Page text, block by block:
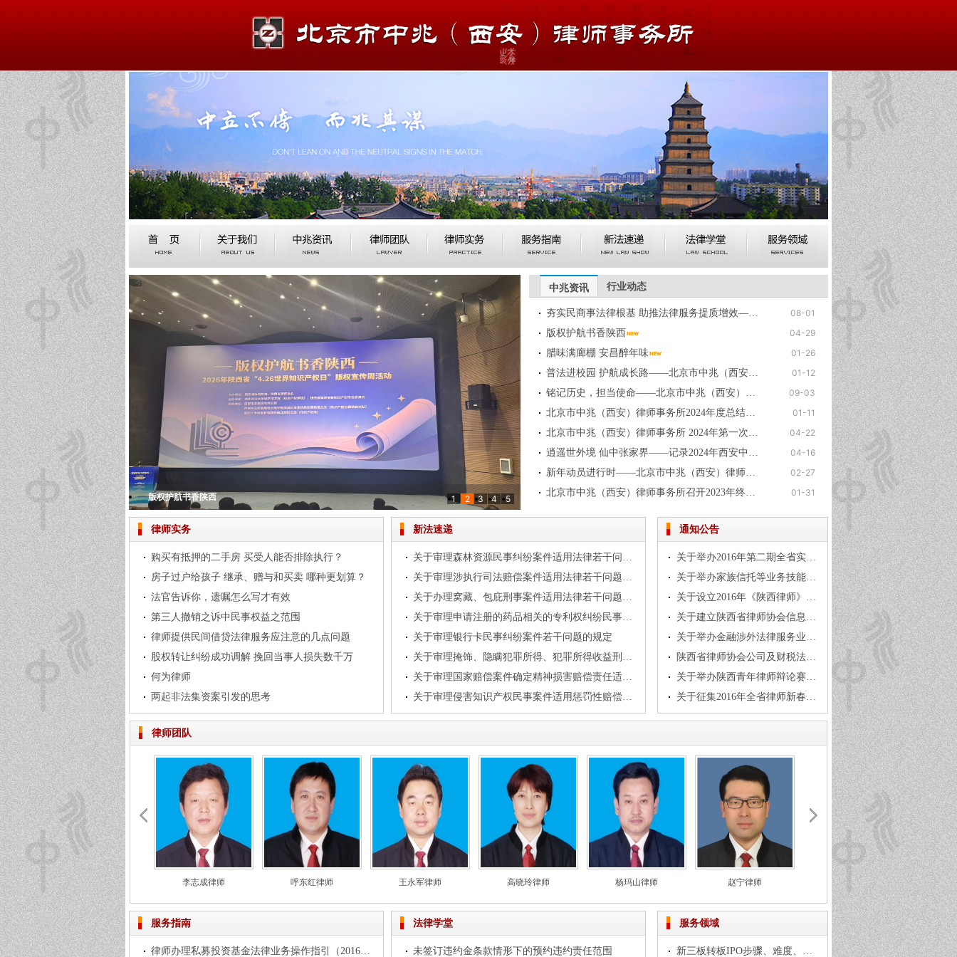
夯实民商事法律根基 助推法律服务提质增效——我所举办专题业务培训
版权护航书香陕西
腊味满廊棚 安昌醉年味
铭记历史，担当使命——北京市中兆（西安）律师事务所共观抗战胜利80周年纪念盛典
北京市中兆（西安）律师事务所2024年度总结大会圆满落幕
1 2 3 4 5
中兆资讯 行业动态
夯实民商事法律根基 助推法律服务提质增效——我所举办专题业务培训
08-01
版权护航书香陕西
04-29
腊味满廊棚 安昌醉年味
01-26
普法进校园 护航成长路——北京市中兆（西安）律师事务所许璐鸣律师走进周至县新区小学开展公益普法活动
01-12
铭记历史，担当使命——北京市中兆（西安）律师事务所共观抗战胜利80周年纪念盛典
09-03
北京市中兆（西安）律师事务所2024年度总结大会圆满落幕
01-11
北京市中兆（西安）律师事务所 2024年第一次刑事辩护专业培训
04-22
逍遥世外境 仙中张家界——记录2024年西安中兆张家界踏春之旅
04-16
新年动员进行时——北京市中兆（西安）律师事务所召开新春动员大会
02-27
北京市中兆（西安）律师事务所召开2023年终总结大会
01-31
律师实务
购买有抵押的二手房 买受人能否排除执行？
房子过户给孩子 继承、赠与和买卖 哪种更划算？
法官告诉你，遗嘱怎么写才有效
第三人撤销之诉中民事权益之范围
律师提供民间借贷法律服务应注意的几点问题
股权转让纠纷成功调解 挽回当事人损失数千万
何为律师
两起非法集资案引发的思考
新法速递
关于审理森林资源民事纠纷案件适用法律若干问题的解释
关于审理涉执行司法赔偿案件适用法律若干问题的解释
关于办理窝藏、包庇刑事案件适用法律若干问题的解释
关于审理申请注册的药品相关的专利权纠纷民事案件适用法律若干问题的规定
关于审理银行卡民事纠纷案件若干问题的规定
关于审理掩饰、隐瞒犯罪所得、犯罪所得收益刑事案件适用法律若干问题的解释
关于审理国家赔偿案件确定精神损害赔偿责任适用法律若干问题的解释
关于审理侵害知识产权民事案件适用惩罚性赔偿的解释
通知公告
关于举办2016年第二期全省实习律师集中学习培训班的通知
关于举办家族信托等业务技能培训的通知
关于设立2016年《陕西律师》杂志 协办单位的方案
关于建立陕西省律师协会信息报送 工作群的通知
关于举办金融涉外法律服务业务 经验交流和市场拓展培训的通知
陕西省律师协会公司及财税法专业委员会关于 举办新三板挂牌实务分析讲座的通知
关于举办陕西青年律师辩论赛决赛的通知
关于征集2016年全省律师新春联谊会 节目及选拨主持人的通知
律师团队
李志成律师 呼东红律师 王永军律师 高晓玲律师 杨玛山律师 赵宁律师 潘静律师 李
服务指南
律师办理私募投资基金法律业务操作指引（2016试行）
法律学堂
未签订违约金条款情形下的预约违约责任范围
服务领域
新三板转板IPO步骤、难度、注意事项